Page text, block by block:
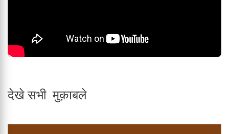
देखे सभी मुक़ाबले